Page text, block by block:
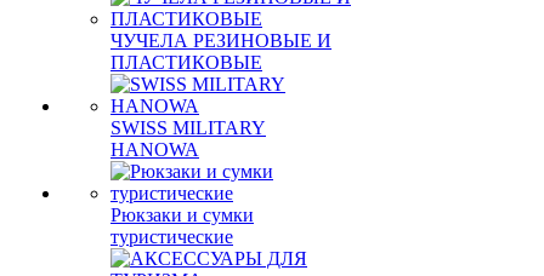
ЧУЧЕЛА РЕЗИНОВЫЕ И
ПЛАСТИКОВЫЕ
SWISS MILITARY
HANOWA
Рюкзаки и сумки
туристические